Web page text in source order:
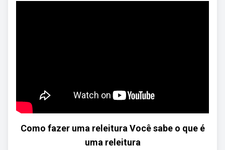
Como fazer uma releitura Você sabe o que é
uma releitura